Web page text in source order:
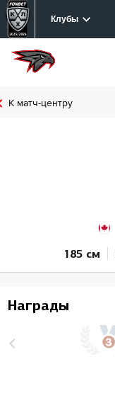
Клубы
К матч-центру
185 см
Награды